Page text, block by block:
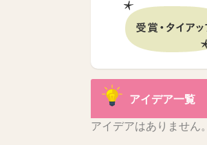
アイデア一覧
アイデアはありません。